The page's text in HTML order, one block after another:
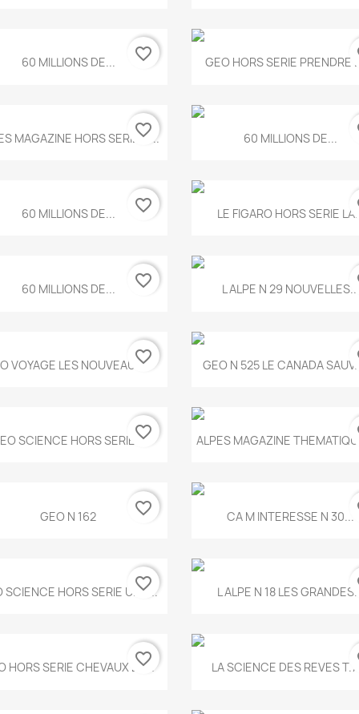
Aperçu rapide
60 MILLIONS DE... favorite_border Aperçu rapide
GEO HORS SERIE PRENDRE
Aperçu rapide
MAGAZINE HORS SERIE N...
favorite_border Aperçu rapide
60 MILLIONS DE...
Aperçu rapide
60 MILLIONS DE... favorite_border Aperçu rapide
LE FIGARO HORS SERIE
Aperçu rapide
60 MILLIONS DE... favorite_border Aperçu rapide
L ALPE N 29 NOUVELLES...
Aperçu rapide
VOYAGE LES NOUVEAUX...
favorite_border Aperçu rapide
GEO N 525 LE CANADA
Aperçu rapide
SCIENCE HORS SERIE...
favorite_border Aperçu rapide
ALPES MAGAZINE
Aperçu rapide
GEO N 162 favorite_border Aperçu rapide
CA M INTERESSE N 30...
Aperçu rapide
SCIENCE HORS SERIE UNE...
favorite_border Aperçu rapide
L ALPE N 18 LES
Aperçu rapide
HORS SERIE CHEVAUX ET...
favorite_border Aperçu rapide
LA SCIENCE DES REVES